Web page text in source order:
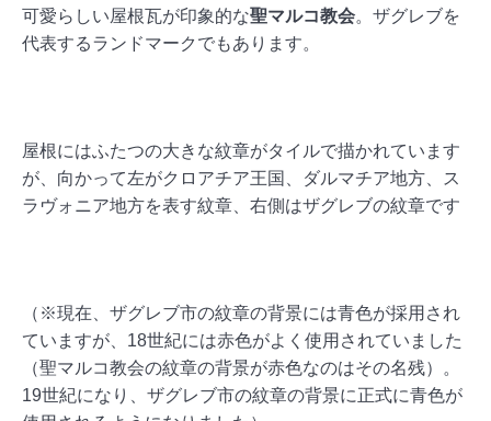
可愛らしい屋根瓦が印象的な聖マルコ教会。ザグレブを
代表するランドマークでもあります。
屋根にはふたつの大きな紋章がタイルで描かれています
が、向かって左がクロアチア王国、ダルマチア地方、ス
ラヴォニア地方を表す紋章、右側はザグレブの紋章です
（※現在、ザグレブ市の紋章の背景には青色が採用され
ていますが、18世紀には赤色がよく使用されていました
（聖マルコ教会の紋章の背景が赤色なのはその名残）。
19世紀になり、ザグレブ市の紋章の背景に正式に青色が